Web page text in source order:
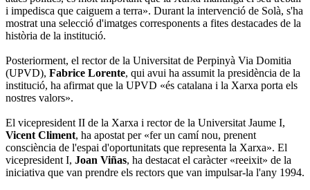
i impedisca que caiguem a terra». Durant la intervenció de Solà, s'ha
mostrat una selecció d'imatges corresponents a fites destacades de la
història de la institució.
Posteriorment, el rector de la Universitat de Perpinyà Via Domitia
(UPVD), Fabrice Lorente, qui avui ha assumit la presidència de la
institució, ha afirmat que la UPVD «és catalana i la Xarxa porta els
nostres valors».
El vicepresident II de la Xarxa i rector de la Universitat Jaume I,
Vicent Climent, ha apostat per «fer un camí nou, prenent
consciència de l'espai d'oportunitats que representa la Xarxa». El
vicepresident I, Joan Viñas, ha destacat el caràcter «reeixit» de la
iniciativa que van prendre els rectors que van impulsar-la l'any 1994.